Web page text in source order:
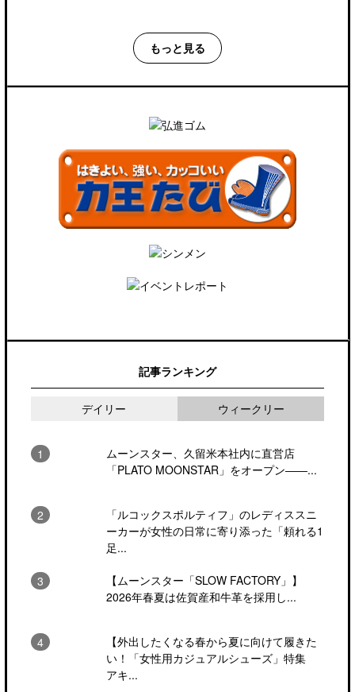
もっと見る
記事ランキング
デイリー ウィークリー
ムーンスター、久留米本社内に直営店
「PLATO MOONSTAR」をオープン――...
「ルコックスポルティフ」のレディススニ
ーカーが女性の日常に寄り添った「頼れる1
足...
【ムーンスター「SLOW FACTORY」】
2026年春夏は佐賀産和牛革を採用し...
【外出したくなる春から夏に向けて履きた
い！「女性用カジュアルシューズ」特集
アキ...